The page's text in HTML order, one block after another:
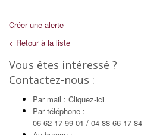
Créer une alerte
< Retour à la liste
Vous êtes intéressé ?
Contactez-nous :
Par mail : Cliquez-ici
Par téléphone :
06 62 17 99 01 / 04 88 66 17 84